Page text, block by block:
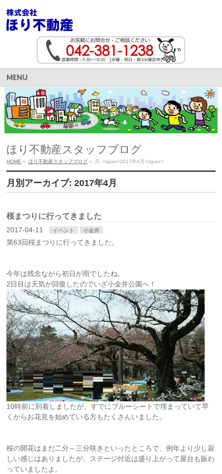
MENU
ほり不動産スタッフブログ
HOME » ほり不動産スタッフブログ » 月: <span>2017年4月</span>
月別アーカイブ: 2017年4月
桜まつりに行ってきました
2017-04-11 イベント 小金井
第63回桜まつりに行ってきました。
今年は残念ながら初日が雨でしたね。
2日目は天気が回復したのでいざ小金井公園へ！
10時前に到着しましたが、すでにブルーシートで埋まっていて早
くからお花見を始めている方もたくさんいました。
桜の開花はまだ二分～三分咲きといったところで、例年より少し寂
しい感じはありましたが、ステージ付近は盛り上がって屋台も賑わ
っていましたよ。